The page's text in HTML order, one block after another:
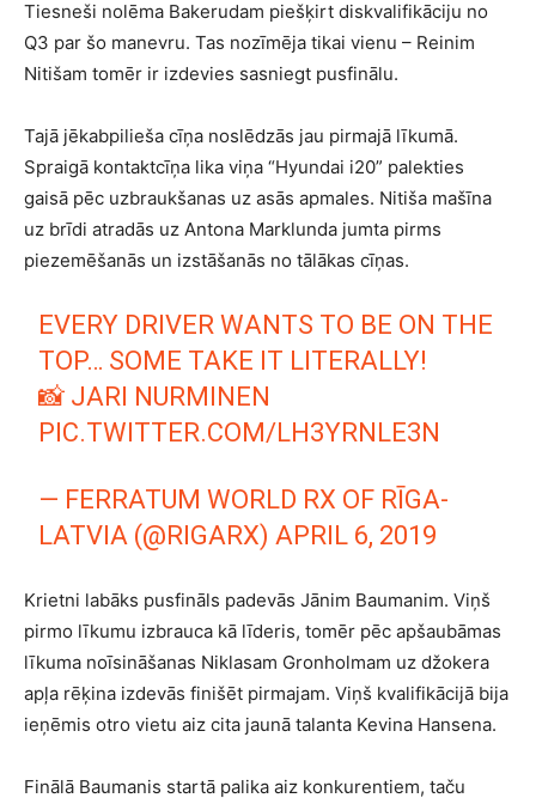
Tiesneši nolēma Bakerudam piešķirt diskvalifikāciju no
Q3 par šo manevru. Tas nozīmēja tikai vienu – Reinim
Nitišam tomēr ir izdevies sasniegt pusfinālu.
Tajā jēkabpilieša cīņa noslēdzās jau pirmajā līkumā.
Spraigā kontaktcīņa lika viņa “Hyundai i20” palekties
gaisā pēc uzbraukšanas uz asās apmales. Nitiša mašīna
uz brīdi atradās uz Antona Marklunda jumta pirms
piezemēšanās un izstāšanās no tālākas cīņas.
EVERY DRIVER WANTS TO BE ON THE
TOP… SOME TAKE IT LITERALLY!
📸 JARI NURMINEN
PIC.TWITTER.COM/LH3YRNLE3N
— FERRATUM WORLD RX OF RĪGA-
LATVIA (@RIGARX) APRIL 6, 2019
Krietni labāks pusfināls padevās Jānim Baumanim. Viņš
pirmo līkumu izbrauca kā līderis, tomēr pēc apšaubāmas
līkuma noīsināšanas Niklasam Gronholmam uz džokera
apļa rēķina izdevās finišēt pirmajam. Viņš kvalifikācijā bija
ieņēmis otro vietu aiz cita jaunā talanta Kevina Hansena.
Finālā Baumanis startā palika aiz konkurentiem, taču